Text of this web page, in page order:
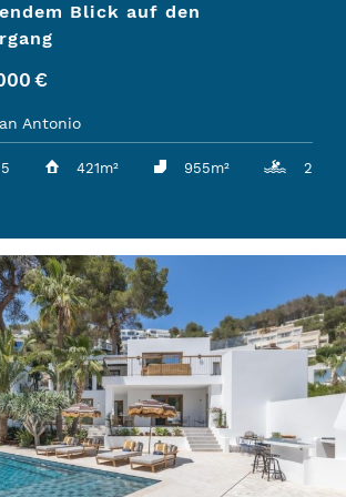
Blick auf den
€
Antonio
5 421m² 955m² 2